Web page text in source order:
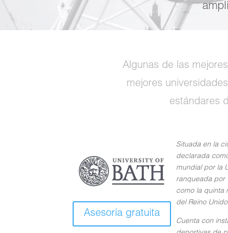
Algunas de las
mejores
estándares
Asesoría gratuita
Situada en la
declarada
mundial por la
ranqueada por
como la quinta
del Reino
Cuenta con